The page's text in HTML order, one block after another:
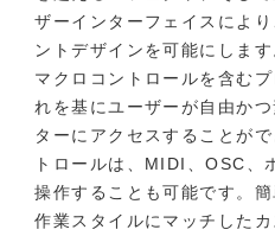
ザーインターフェイスによ
ントデザインを可能にしま
マクロコントロールを含む
れを基にユーザーが自由か
ターにアクセスすることが
トロールは、MIDI、OSC、
操作することも可能です。
作業スタイルにマッチした